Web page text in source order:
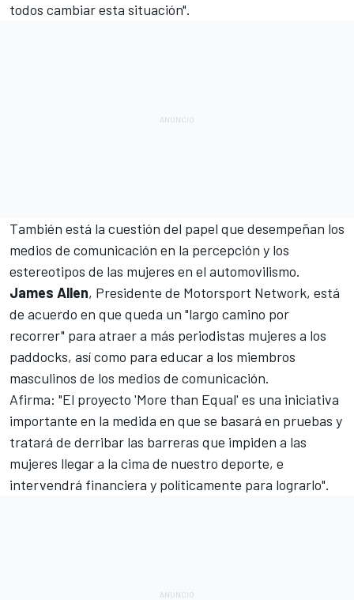
todos cambiar esta situación".
También está la cuestión del papel que desempeñan los
medios de comunicación en la percepción y los
estereotipos de las mujeres en el automovilismo.
James Allen, Presidente de Motorsport Network, está
de acuerdo en que queda un "largo camino por
recorrer" para atraer a más periodistas mujeres a los
paddocks, así como para educar a los miembros
masculinos de los medios de comunicación.
Afirma: "El proyecto 'More than Equal' es una iniciativa
importante en la medida en que se basará en pruebas y
tratará de derribar las barreras que impiden a las
mujeres llegar a la cima de nuestro deporte, e
intervendrá financiera y políticamente para lograrlo".